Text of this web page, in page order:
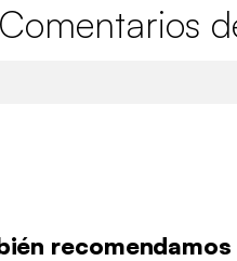
Comentarios
recomendamos